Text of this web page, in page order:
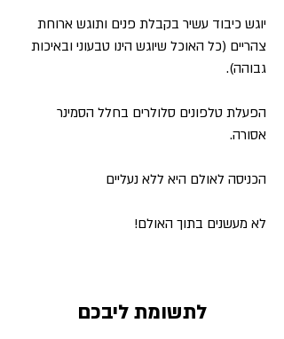
יוגש כיבוד עשיר בקבלת פנים ותוגש ארוחת
צהריים (כל האוכל שיוגש הינו טבעוני ובאיכות
גבוהה).
הפעלת טלפונים סלולרים בחלל הסמינר
אסורה.
הכניסה לאולם היא ללא נעליים
לא מעשנים בתוך האולם!
לתשומת ליבכם